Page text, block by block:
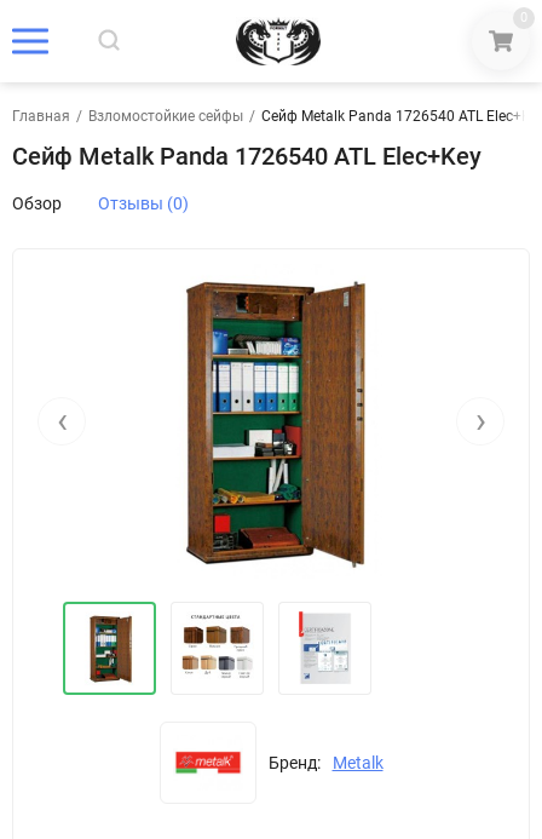
0
Главная / Взломостойкие сейфы / Сейф Metalk Panda 1726540 ATL
Сейф Metalk Panda 1726540 ATL Elec+Key
Обзор Отзывы (0)
‹ ›
Бренд: Metalk